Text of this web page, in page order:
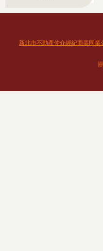
新北市不動產仲介經紀商業同業